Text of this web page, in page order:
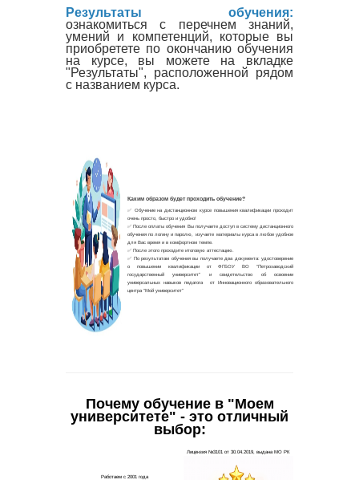
Результаты обучения:
ознакомиться с перечнем знаний,
умений и компетенций, которые вы
приобретете по окончанию обучения
на курсе, вы можете на вкладке
"Результаты", расположенной рядом
с названием курса.
Почему обучение в "Моем
университете" - это отличный
выбор: